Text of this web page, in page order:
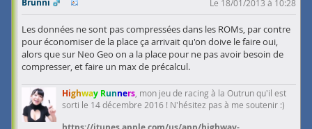
Brunni
Le 18/01/2013 à 10:28
Les données ne sont pas compressées dans les ROMs, par contre
pour économiser de la place ça arrivait qu'on doive le faire oui,
alors que sur Neo Geo on a la place pour ne pas avoir besoin de
compresser, et faire un max de précalcul.
Highway Runners, mon jeu de racing à la Outrun qu'il est
sorti le 14 décembre 2016 ! N'hésitez pas à me soutenir :)